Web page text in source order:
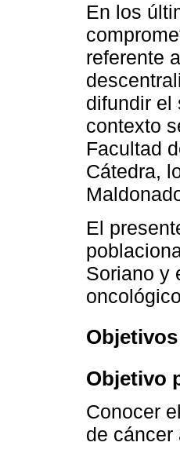
En los
referente
difundir el
contexto
Facultad
Cátedra,
El
Soriano y
Objetivos
Objetivo
Conocer
de cáncer